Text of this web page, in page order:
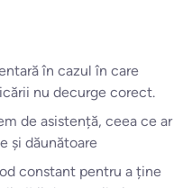
în cazul în care
nu decurge corect.
de asistență, ceea ce ar
și dăunătoare
constant pentru a ține